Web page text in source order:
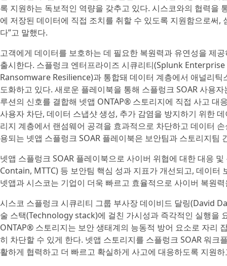
록 지원하는 독보적인 역량을 갖추고 있다. 시스코와의 협력을
에 저장된 데이터에 직접 조치를 취할 수 있도록 지원함으로써
다”고 말했다.
고객에게 데이터를 보호하는 데 필요한 복원력과 유연성을 제
출시한다. 스플렁크 엔터프라이즈 시큐리티(Splunk
Ransomware Resilience)과 통합돼 데이터 계층에서 애널리
도화하고 있다. 새로운 플레이북을 통해 스플렁크 SOAR 사용
루션의 신호를 결합해 넷앱 ONTAP® 스토리지에 직접 사고 대
사용자 차단, 데이터 스냅샷 생성, 추가 감염을 방지하기 위한
리지 계층에서 랜섬웨어 공격을 효과적으로 차단하고 데이터
용되는 넷앱 스플렁크 SOAR 플레이북은 보안팀과 스토리지팀
넷앱 스플렁크 SOAR 플레이북으로 사이버 위협에 대한 대응
Contain, MTTC) 등 보안팀 핵심 성과 지표가 개선되고, 데이
넷앱과 시스코는 기업이 더욱 빠르고 효율적으로 사이버 복원
시스코 스플렁크 시큐리티 그룹 부사장 데이비드 달링(David
술 스택(Technology stack)에 걸친 가시성과 즉각적인 실행을
ONTAP® 스토리지는 보안 생태계의 능동적 방어 요소로 자리
히 차단할 수 있게 한다. 넷앱 스토리지를 스플렁크 SOAR 워
활하게 협력하고 더 빠르고 확실하게 사고에 대응하도록 지원